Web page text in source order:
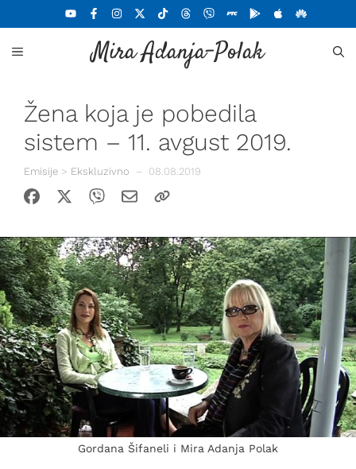
na
sadržaj
Mira Adanja-Polak
MENU
Žena koja je pobedila
sistem – 11. avgust 2019.
Emisije > Ekskluzivno – 08.08.2019
Gordana Šifaneli i Mira Adanja Polak